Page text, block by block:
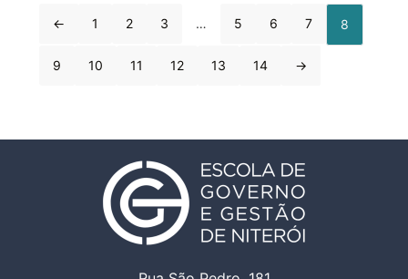
← 1 2 3 … 5 6 7 8
9 10 11 12 13 14 →